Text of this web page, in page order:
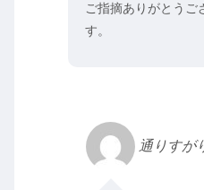
ご指摘ありがとうご
す。
通りすが